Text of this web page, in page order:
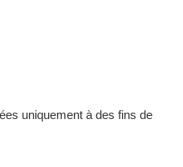
uniquement à des fins de